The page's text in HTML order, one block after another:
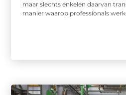
maar slechts enkelen daarvan
manier waarop professionals